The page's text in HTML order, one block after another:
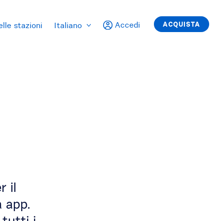
stazioni Italiano Accedi ACQUISTA
il
app.